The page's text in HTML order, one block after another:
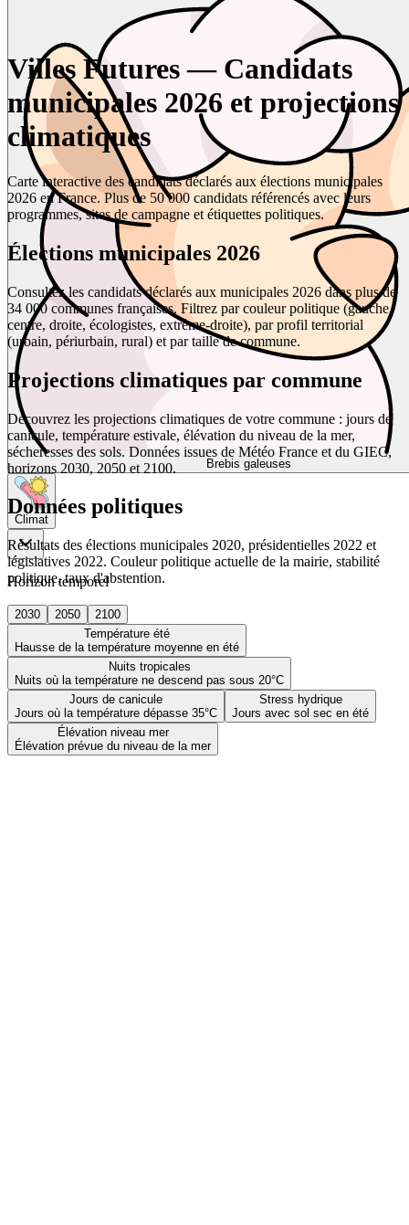
Brebis galeuses
Climat
Horizon temporel
2030 2050
2100
Température été
Hausse de la température moyenne en été
Nuits tropicales
Nuits où la température ne descend pas sous 20°C
Jours de canicule
Jours où la température dépasse 35°C
Stress hydrique
Jours avec sol sec en été
Élévation niveau mer
Élévation prévue du niveau de la mer
Villes Futures — Candidats
municipales 2026 et projections
climatiques
Carte interactive des candidats déclarés aux élections municipales
2026 en France. Plus de 50 000 candidats référencés avec leurs
programmes, sites de campagne et étiquettes politiques.
Élections municipales 2026
Consultez les candidats déclarés aux municipales 2026 dans plus de
34 000 communes françaises. Filtrez par couleur politique (gauche,
centre, droite, écologistes, extrême-droite), par profil territorial
(urbain, périurbain, rural) et par taille de commune.
Projections climatiques par commune
Découvrez les projections climatiques de votre commune : jours de
canicule, température estivale, élévation du niveau de la mer,
sécheresses des sols. Données issues de Météo France et du GIEC,
horizons 2030, 2050 et 2100.
Données politiques
Résultats des élections municipales 2020, présidentielles 2022 et
législatives 2022. Couleur politique actuelle de la mairie, stabilité
politique, taux d'abstention.